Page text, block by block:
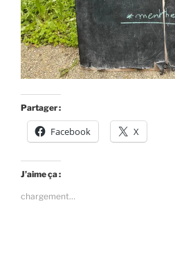
Partager :
Facebook X
J’aime ça :
chargement…